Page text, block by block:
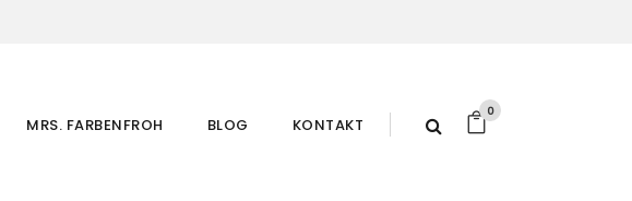
MRS. FARBENFROH BLOG KONTAKT
0